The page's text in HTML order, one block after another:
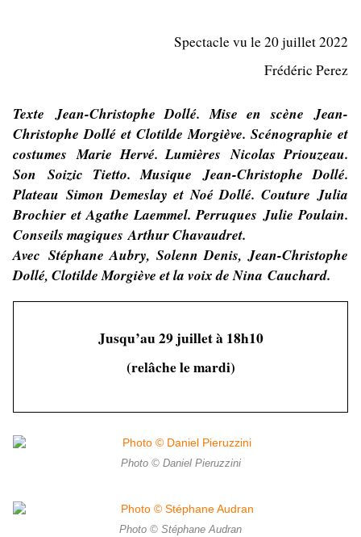
Spectacle vu le 20 juillet 2022
Frédéric Perez
Texte Jean-Christophe Dollé. Mise en scène Jean-
Christophe Dollé et Clotilde Morgiève. Scénographie et
costumes Marie Hervé. Lumières Nicolas Priouzeau.
Son Soizic Tietto. Musique Jean-Christophe Dollé.
Plateau Simon Demeslay et Noé Dollé. Couture Julia
Brochier et Agathe Laemmel. Perruques Julie Poulain.
Conseils magiques Arthur Chavaudret.
Avec Stéphane Aubry, Solenn Denis, Jean-Christophe
Dollé, Clotilde Morgiève et la voix de Nina Cauchard.
Jusqu’au 29 juillet à 18h10
(relâche le mardi)
Photo © Daniel Pieruzzini
Photo © Stéphane Audran